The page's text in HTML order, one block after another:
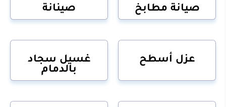
صيانة مطابخ صينانة
عزل أسطح
غسيل سجاد
بالدمام